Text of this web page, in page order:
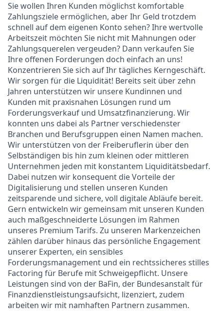
Sie wollen Ihren Kunden möglichst komfortable
Zahlungsziele ermöglichen, aber Ihr Geld trotzdem
schnell auf dem eigenen Konto sehen? Ihre wertvolle
Arbeitszeit möchten Sie nicht mit Mahnungen oder
Zahlungsquerelen vergeuden? Dann verkaufen Sie
Ihre offenen Forderungen doch einfach an uns!
Konzentrieren Sie sich auf Ihr tägliches Kerngeschäft.
Wir sorgen für die Liquidität! Bereits seit über zehn
Jahren unterstützen wir unsere Kundinnen und
Kunden mit praxisnahen Lösungen rund um
Forderungsverkauf und Umsatzfinanzierung. Wir
konnten uns dabei als Partner verschiedenster
Branchen und Berufsgruppen einen Namen machen.
Wir unterstützen von der Freiberuflerin über den
Selbständigen bis hin zum kleinen oder mittleren
Unternehmen jeden mit konstantem Liquiditätsbedarf.
Dabei nutzen wir konsequent die Vorteile der
Digitalisierung und stellen unseren Kunden
zeitsparende und sichere, voll digitale Abläufe bereit.
Gern entwickeln wir gemeinsam mit unseren Kunden
auch maßgeschneiderte Lösungen im Rahmen
unseres Premium Tarifs. Zu unseren Markenzeichen
zählen darüber hinaus das persönliche Engagement
unserer Experten, ein sensibles
Forderungsmanagement und ein rechtssicheres stilles
Factoring für Berufe mit Schweigepflicht. Unsere
Leistungen sind von der BaFin, der Bundesanstalt für
Finanzdienstleistungsaufsicht, lizenziert, zudem
arbeiten wir mit namhaften Partnern zusammen.